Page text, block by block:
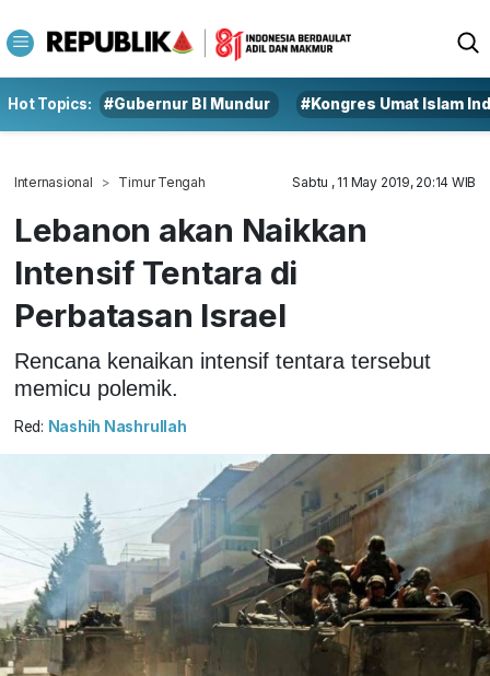
Hot Topics: #Gubernur BI Mundur #Kongres Umat Islam
Internasional Timur Tengah Sabtu , 11 May 2019, 20:14 WIB
Lebanon akan Naikkan
Intensif Tentara di
Perbatasan Israel
Rencana kenaikan intensif tentara tersebut
memicu polemik.
Red: Nashih Nashrullah